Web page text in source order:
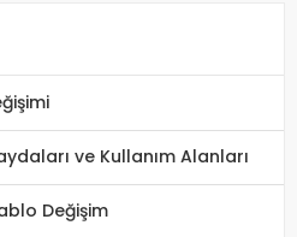
ve Kullanım Alanları
Değişim